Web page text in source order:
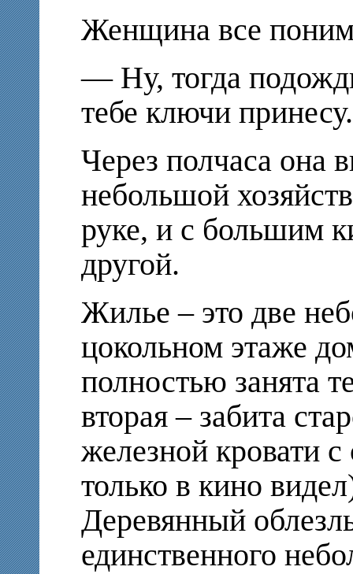
Женщина все
— Ну, тогда
тебе ключи принесу.
Через полчаса она
небольшой
руке, и с большим
другой.
Жилье – это две
цокольном этаже
полностью занята
вторая – забита
железной кровати
только в кино
Деревянный
единственного